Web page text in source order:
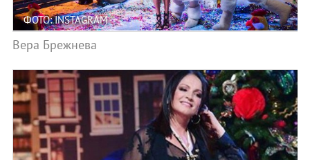
ФОТО: INSTAGRAM
Вера Брежнева